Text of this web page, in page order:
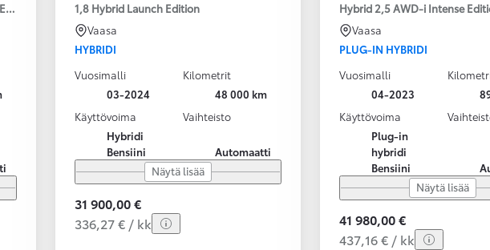
1,8 Hybrid Launch Edition
Vaasa
HYBRIDI
Vuosimalli
03-2024
Kilometrit
48 000 km
Käyttövoima
Hybridi
Bensiini
Vaihteisto
Automaatti
Näytä lisää
31 900,00 €
336,27 € / kk
Hybrid 2,5 AWD-i Intense
Vaasa
PLUG-IN HYBRIDI
Vuosimalli
04-2023
Käyttövoima
Plug-in
hybridi
Bensiini
Näytä lisää
41 980,00 €
437,16 € / kk